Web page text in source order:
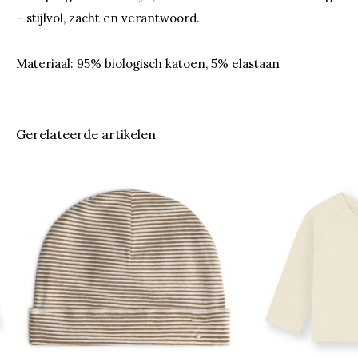
– stijlvol, zacht en verantwoord.
Materiaal: 95% biologisch katoen, 5% elastaan
Gerelateerde artikelen